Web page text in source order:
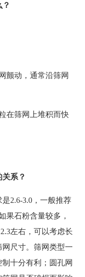
颤动，通常沿筛网
在筛网上堆积而快
系？
2.6-3.0，一般推荐
果石粉含量较多，
左右，可以考虑长
尺寸。筛网类型一
十分有利；圆孔网